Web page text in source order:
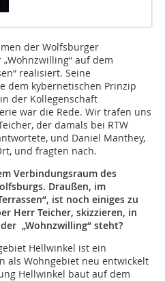
der Wolfsburger
auf dem
realisiert. Seine
dem kybernetischen Prinzip
der Kollegenschaft
war die Rede. Wir trafen uns
der damals bei RTW
und Daniel Manthey,
und fragten nach.
Verbindungsraum des
Draußen, im
ist noch einiges zu
Herr Teicher, skizzieren, in
„Wohnzwilling“ steht?
Hellwinkel ist ein
als Wohngebiet neu entwickelt
Hellwinkel baut auf dem